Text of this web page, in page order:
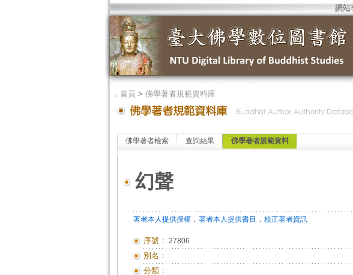
網站
． 首頁> 佛學著者規範資料庫
佛學著者檢索 查詢結果 佛學著者規範資料
幻聲
著者本人提供授權． 著者本人提供書目 ． 校正著者資訊
序號： 27806
別名：
分類：